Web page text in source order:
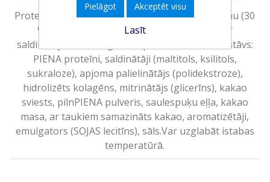
Proteīna batoniņš ar piena šokolādes pārklājumu (30
%) un šokolādes un karameles garšu. Satur
saldinātājus un dabīgi sastopamos cukurus. Sastāvs:
PIENA proteīni, saldinātāji (maltitols, ksilitols,
sukraloze), apjoma palielinātājs (polidekstroze),
hidrolizēts kolagēns, mitrinātājs (glicerīns), kakao
sviests, pilnPIENA pulveris, saulespuķu eļļa, kakao
masa, ar taukiem samazināts kakao, aromatizētāji,
emulgators (SOJAS lecitīns), sāls.Var uzglabāt istabas
temperatūrā.
Pielāgot Akceptēt visu
Lasīt